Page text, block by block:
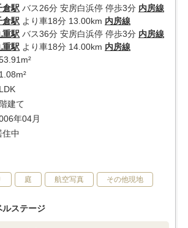
倉駅 バス26分 安房白浜停 停歩3分 内房線
倉駅 より車18分 13.00km 内房線
重駅 バス36分 安房白浜停 停歩3分 内房線
重駅 より車18分 14.00km 内房線
建て
年04月
住中
庭 航空写真 その他現地
ステージ